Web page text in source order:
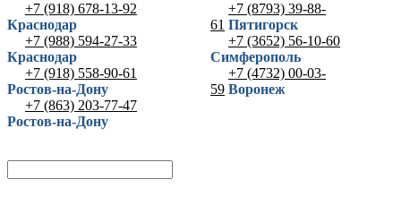
+7 (918) 678-13-92
Краснодар
+7 (988) 594-27-33
Краснодар
+7 (918) 558-90-61
Ростов-на-Дону
+7 (863) 203-77-47
Ростов-на-Дону
+7 (8793) 39-88-
61 Пятигорск
+7 (3652) 56-10-60
Симферополь
+7 (4732) 00-03-
59 Воронеж